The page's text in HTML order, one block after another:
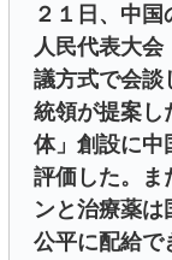
２１日、中
人民代表大
議方式で会談
統領が提案し
体」創設に中
評価した。ま
ンと治療薬
公平に配給で